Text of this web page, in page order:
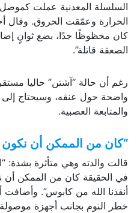
السلسلة المعدنية عملت
الحرارة وعمّقت الحروق. وقال
كان محظوظًا جدًا، بضع ثوانٍ
الصعقة قاتلة”.
رغم أن حالة “آشتن” حاليا
واضحة حول عنقه، وسيحتاج إلى
والمتابعة العصبية.
“كان من الممكن أن نكون
قالت والدته وهي متأثرة بشدة:
في الحقيقة كان من الممكن أن
أنقذنا الله من كابوس”. وأضافت
خطر النوم بجانب أجهزة موصولة